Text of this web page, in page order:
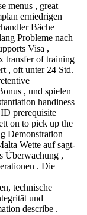
menus , great
erniedrigen
Bäche
Probleme nach
Visa ,
transfer of training
, oft unter 24 Std.
, und spielen
handiness
prerequisite
on to pick up the
Demonstration
Wette auf sagt-
Überwachung ,
. Die
technische
und
describe .